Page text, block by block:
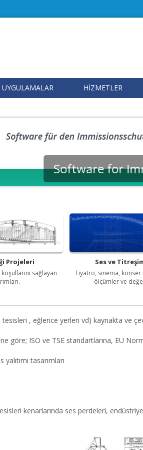
UYGULAMALAR HİZMETLER
Software for
Projeleri
sağlayan
Ses ve
Tiyatro, sinema, konser
ölçümler ve
tesisleri , eğlence yerleri vd) kaynakta ve
göre; ISO ve TSE standartlarına, EU
tasarımları
kenarlarında ses perdeleri,